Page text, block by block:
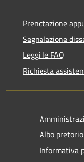
Prenotazione
Segnalazione
Leggi le FAQ
Richiesta
Albo pretorio
Informativa